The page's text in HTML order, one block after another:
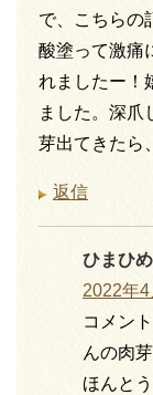
で、こちらの
酸塗って激痛
れましたー！
ました。深爪
芽出てきたら
返信
ひまひめ
2022年
コメン
んの肉
ほんと